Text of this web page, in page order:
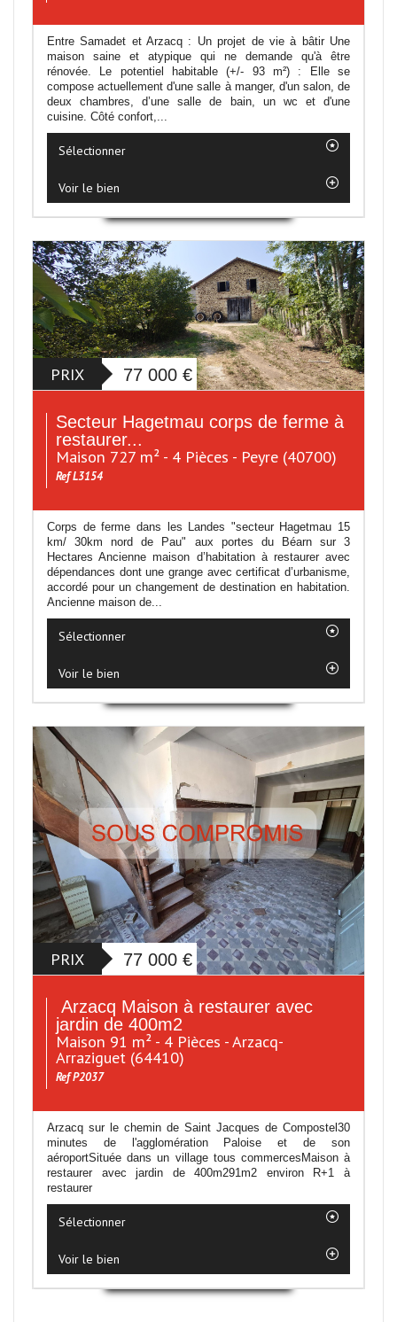
Entre Samadet et Arzacq : Un projet de vie à bâtir Une
maison saine et atypique qui ne demande qu'à être
rénovée. Le potentiel habitable (+/- 93 m²) : Elle se
compose actuellement d'une salle à manger, d'un salon, de
deux chambres, d’une salle de bain, un wc et d'une
cuisine. Côté confort,...
Sélectionner
Voir le bien
PRIX 77 000 €
Secteur Hagetmau corps de ferme à
restaurer...
Maison 727 m² - 4 Pièces - Peyre (40700)
Ref L3154
Corps de ferme dans les Landes "secteur Hagetmau 15
km/ 30km nord de Pau" aux portes du Béarn sur 3
Hectares Ancienne maison d’habitation à restaurer avec
dépendances dont une grange avec certificat d’urbanisme,
accordé pour un changement de destination en habitation.
Ancienne maison de...
Sélectionner
Voir le bien
PRIX 77 000 €
Arzacq Maison à restaurer avec
jardin de 400m2
Maison 91 m² - 4 Pièces - Arzacq-
Arraziguet (64410)
Ref P2037
Arzacq sur le chemin de Saint Jacques de Compostel30
minutes de l'agglomération Paloise et de son
aéroportSituée dans un village tous commercesMaison à
restaurer avec jardin de 400m291m2 environ R+1 à
restaurer
Sélectionner
Voir le bien